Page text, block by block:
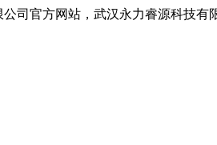
司官方网站，武汉永力睿源科技有